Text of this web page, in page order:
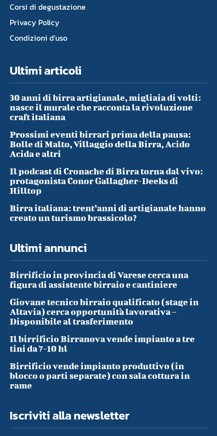
Corsi di degustazione
Privacy Policy
Condizioni d’uso
Ultimi articoli
30 anni di birra artigianale, migliaia di volti:
nasce il murale che racconta la rivoluzione
craft italiana
Prossimi eventi birrari prima della pausa:
Bolle di Malto, Villaggio della Birra, Acido
Acida e altri
Il podcast di Cronache di Birra torna dal vivo:
protagonista Conor Gallagher-Deeks di
Hilltop
Birra italiana: trent’anni di artigianale hanno
creato un turismo brassicolo?
Ultimi annunci
Birrificio in provincia di Varese cerca una
figura di assistente birraio e cantiniere
Giovane tecnico birraio qualificato (stage in
Altavia) cerca opportunità lavorativa –
Disponibile al trasferimento
Il birrificio Birranova vende impianto a tre
tini da 7-10 hl
Birrificio vende impianto produttivo (in
blocco o parti separate) con sala cottura in
rame
Iscriviti alla newsletter